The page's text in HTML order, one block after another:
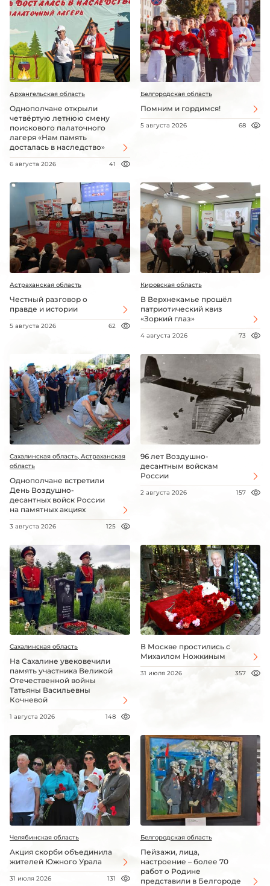
Архангельская область
Однополчане открыли
четвёртую летнюю смену
поискового палаточного
лагеря «Нам память
досталась в наследство»
6 августа 2026 41
Белгородская область
Помним и гордимся!
5 августа 2026 68
Астраханская область
Честный разговор о
правде и истории
5 августа 2026 62
Кировская область
В Верхнекамье прошёл
патриотический квиз
«Зоркий глаз»
4 августа 2026 73
Сахалинская область, Астраханская
область
Однополчане встретили
День Воздушно-
десантных войск России
на памятных акциях
3 августа 2026 125
96 лет Воздушно-
десантным войскам
России
2 августа 2026 157
Сахалинская область
На Сахалине увековечили
память участника Великой
Отечественной войны
Татьяны Васильевны
Кочневой
1 августа 2026 148
В Москве простились с
Михаилом Ножкиным
31 июля 2026 357
Челябинская область
Акция скорби объединила
жителей Южного Урала
31 июля 2026 131
Белгородская область
Пейзажи, лица,
настроение – более 70
работ о Родине
представили в Белгороде